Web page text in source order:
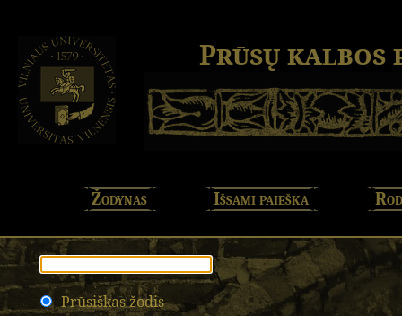
Prūsų kalbos
Žodynas Išsami paieška
Prūsiškas žodis